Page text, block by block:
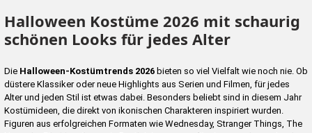
Halloween Kostüme 2026 mit schaurig
schönen Looks für jedes Alter
Die Halloween-Kostümtrends 2026bieten so viel Vielfalt wie noch nie. Ob
düstere Klassiker oder neue Highlights aus Serien und Filmen, für jedes
Alter und jeden Stil ist etwas dabei. Besonders beliebt sind in diesem Jahr
Kostümideen, die direkt von ikonischen Charakteren inspiriert wurden.
Figuren aus erfolgreichen Formaten wie Wednesday, Stranger Things, The